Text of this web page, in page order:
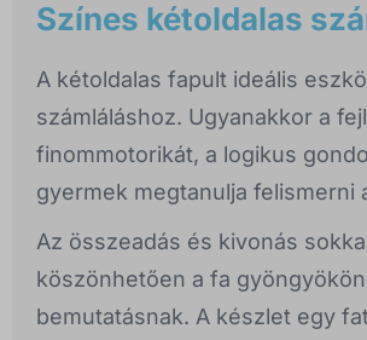
Színes kétoldalas
A kétoldalas fapult ideális
számláláshoz. Ugyanakkor a
finommotorikát, a logikus
gyermek megtanulja felismerni
Az összeadás és kivonás
köszönhetően a fa
bemutatásnak. A készlet egy